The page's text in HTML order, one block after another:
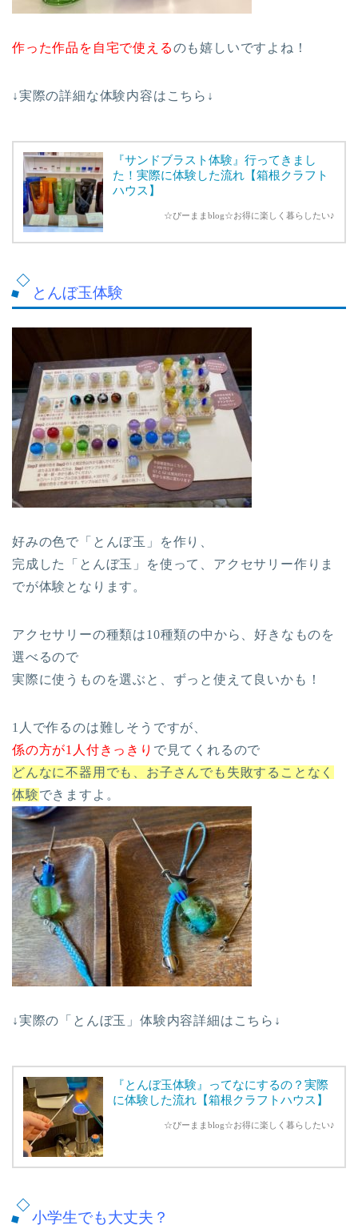
作った作品を自宅で使えるのも嬉しいですよね！
↓実際の詳細な体験内容はこちら↓
『サンドブラスト体験』行ってきまし
た！実際に体験した流れ【箱根クラフト
ハウス】
☆ぴーままblog☆お得に楽しく暮らしたい♪
とんぼ玉体験
好みの色で「とんぼ玉」を作り、
完成した「とんぼ玉」を使って、アクセサリー作りま
でが体験となります。
アクセサリーの種類は10種類の中から、好きなものを
選べるので
実際に使うものを選ぶと、ずっと使えて良いかも！
1人で作るのは難しそうですが、
係の方が1人付きっきり で見てくれるので
どんなに不器用でも、お子さんでも失敗することなく
体験できますよ。
↓実際の「とんぼ玉」体験内容詳細はこちら↓
『とんぼ玉体験』ってなにするの？実際
に体験した流れ【箱根クラフトハウス】
☆ぴーままblog☆お得に楽しく暮らしたい♪
小学生でも大丈夫？